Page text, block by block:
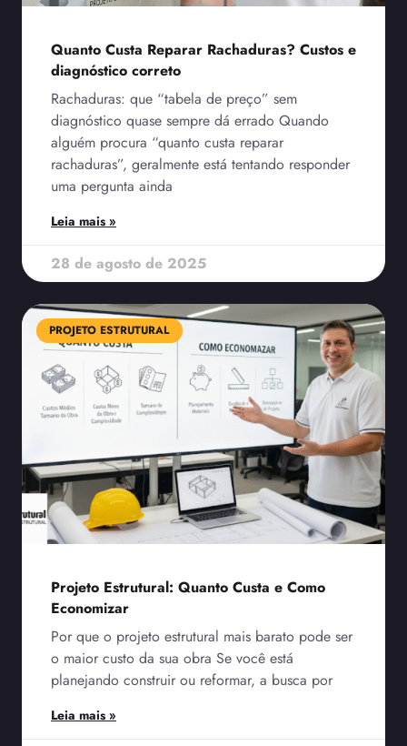
Quanto Custa Reparar Rachaduras? Custos e
diagnóstico correto
Rachaduras: que “tabela de preço” sem
diagnóstico quase sempre dá errado Quando
alguém procura “quanto custa reparar
rachaduras”, geralmente está tentando responder
uma pergunta ainda
Leia mais »
28 de agosto de 2025
PROJETO ESTRUTURAL
Projeto Estrutural: Quanto Custa e Como
Economizar
Por que o projeto estrutural mais barato pode ser
o maior custo da sua obra Se você está
planejando construir ou reformar, a busca por
Leia mais »